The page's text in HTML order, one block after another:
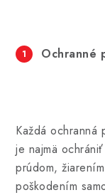
Ochranné
Každá ochranná
je najmä
prúdom,
poškodením